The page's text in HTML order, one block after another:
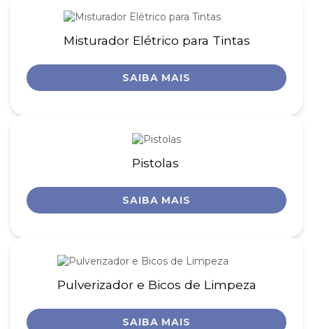
Misturador Elétrico para Tintas
SAIBA MAIS
Pistolas
SAIBA MAIS
Pulverizador e Bicos de Limpeza
SAIBA MAIS